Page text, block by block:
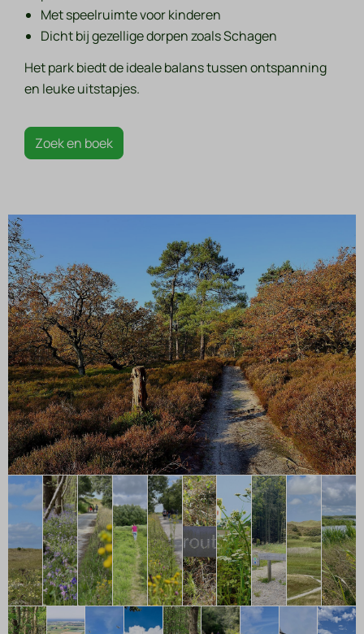
Met speelruimte voor kinderen
Dicht bij gezellige dorpen zoals Schagen
Het park biedt de ideale balans tussen ontspanning
en leuke uitstapjes.
Zoek en boek